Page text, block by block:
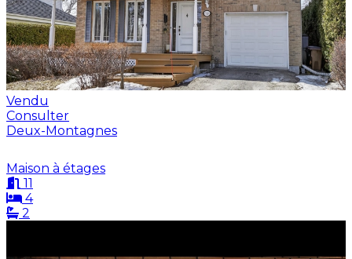
Vendu
Consulter
Deux-Montagnes
Maison à étages
11
4
2